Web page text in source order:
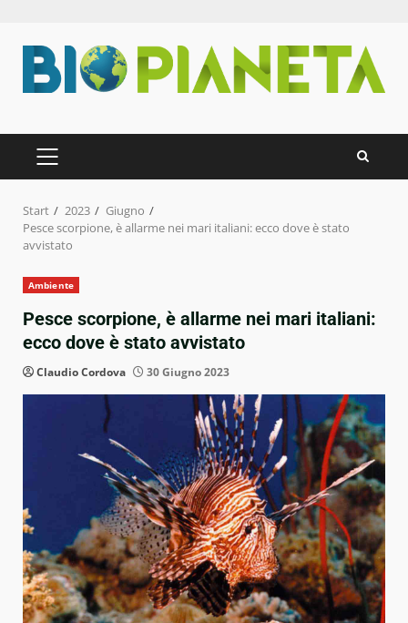
Inhalt
springen
PRIMÄRES
MENÜ
Start 2023
Giugno
Pesce scorpione, è allarme nei mari italiani: ecco dove è stato
avvistato
Ambiente
Pesce scorpione, è allarme nei mari italiani:
ecco dove è stato avvistato
Claudio Cordova 30 Giugno 2023